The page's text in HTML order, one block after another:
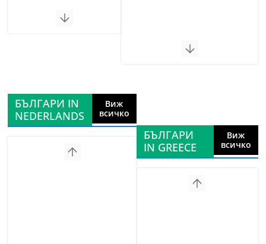
БЪЛГАРИ IN
NEDERLANDS
Виж
всичко
БЪЛГАРИ
IN GREECE
Виж
всичко